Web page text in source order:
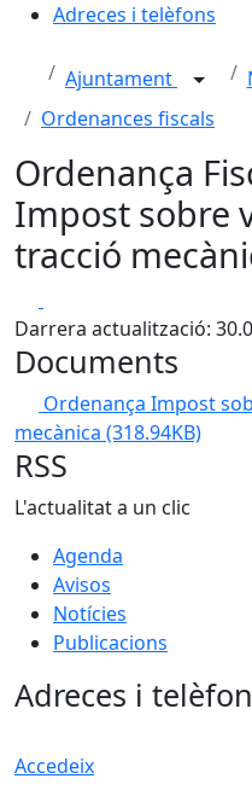
Adreces i telèfons
Ajuntament
Ordenances fiscals
Ordenança
Impost sobre
tracció
Darrera actualització:
Documents
Ordenança Impost
mecànica (318.94KB)
RSS
L'actualitat a un clic
Agenda
Avisos
Notícies
Publicacions
Adreces i
Accedeix